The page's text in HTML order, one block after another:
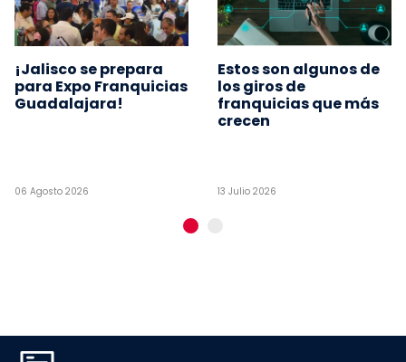
¡Jalisco se prepara
para Expo Franquicias
Guadalajara!
06 Agosto 2026
Estos son algunos de
los giros de
franquicias que más
crecen
13 Julio 2026